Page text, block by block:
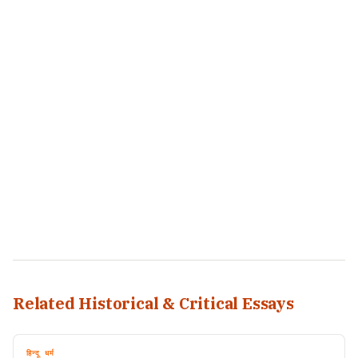
Related Historical & Critical Essays
हिन्दू धर्म